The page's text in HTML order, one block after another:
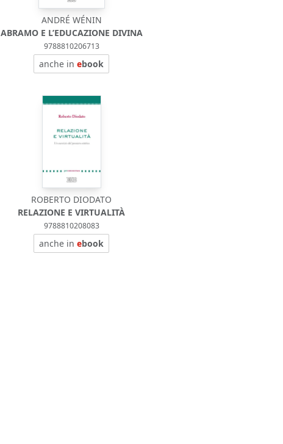
ANDRÉ WÉNIN
ABRAMO E L’EDUCAZIONE DIVINA
9788810206713
anche inebook
ROBERTO DIODATO
RELAZIONE E VIRTUALITÀ
9788810208083
anche inebook